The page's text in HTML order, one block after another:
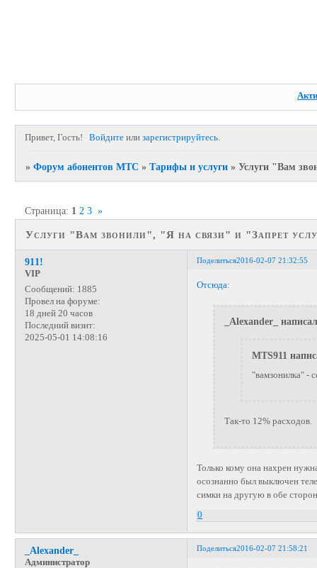
Привет, Гость! Войдите илизарегистрируйтесь.
»Форум абонентов МТС »Тарифы и услуги »Услуги "Вам
Услуги "Вам звонили", "Я на связи" и "Запрет
Страница: 1 2 3 »
Поделиться2016-02-07 21:32:55
911!
VIP
Сообщений: 1885
Провел на форуме:
18 дней 20 часов
Последний визит:
2025-05-01 14:08:16
Отсюда:
_Alexander_
MTS911
"вамзонилка" -
Так-то 12% расходов.
Только кому она нахрен
осознанно был выключен
симки на другую в обе
0
Поделиться2016-02-07 21:58:21
_Alexander_
Администратор